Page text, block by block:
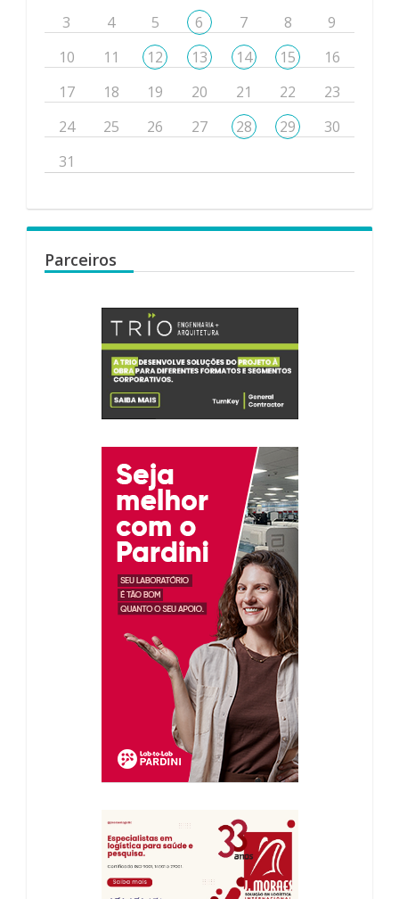
3
4 5 6 7 8
9
10
11 12 13 14 15
16
17
18 19 20 21 22
23
24
25 26 27 28 29
30
31
Parceiros